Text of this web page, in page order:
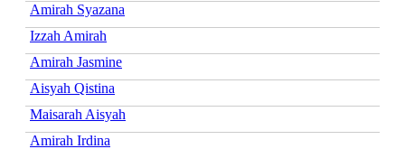
Amirah Syazana
Izzah Amirah
Amirah Jasmine
Aisyah Qistina
Maisarah Aisyah
Amirah Irdina